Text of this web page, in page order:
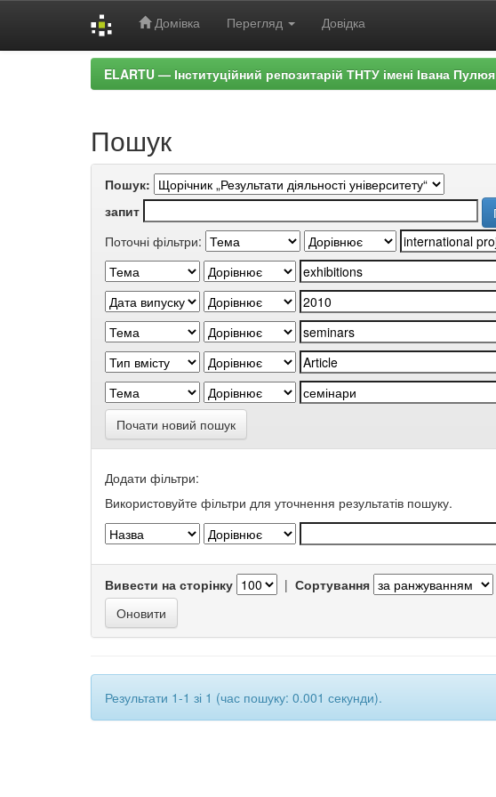
Домівка Перегляд Довідка
ELARTU — Інституційний репозитарій ТНТУ імені Івана Пулюя
Пошук
Пошук:
запит
Поточні фільтри:
Почати новий пошук
Додати фільтри:
Використовуйте фільтри для уточнення результатів пошуку.
Вивести на сторінку | Сортування
Результати 1-1 зі 1 (час пошуку: 0.001 секунди).